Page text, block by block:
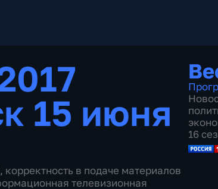
15 июня
в подаче материалов
телевизионная
16